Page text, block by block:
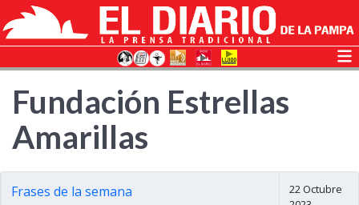
Fundación Estrellas
Amarillas
Frases de la semana
22 Octubre